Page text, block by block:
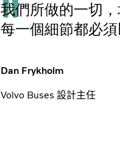
我們所做的一切
每一個細節都必
Dan Frykholm
Volvo Buses 設計主任